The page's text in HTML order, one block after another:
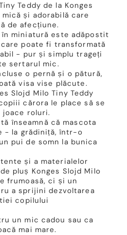
Teddy de la Konges
și adorabilă care
de afecțiune.
miniatură este adăpostit
poate fi transformată
- pur și simplu trageți
sertarul mic.
o pernă și o pătură,
visa vise plăcute.
Slojd Milo Tiny Teddy
cărora le place să se
joace roluri.
înseamnă că mascota
- la grădiniță, într-o
pui de somn la bunica
și a materialelor
pluș Konges Slojd Milo
frumoasă, ci și un
a sprijini dezvoltarea
copilului
un mic cadou sau ca
mai mare.